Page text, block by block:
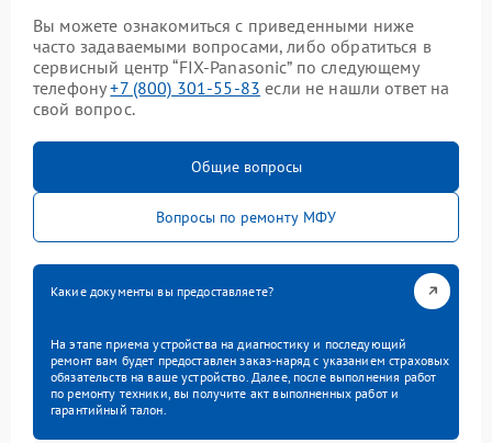
Вы можете ознакомиться с приведенными ниже
часто задаваемыми вопросами, либо обратиться в
сервисный центр “FIX-Panasonic” по следующему
телефону+7 (800) 301-55-83 если не нашли ответ на
свой вопрос.
Общие вопросы
Вопросы по ремонту МФУ
Какие документы вы предоставляете?
На этапе приема устройства на диагностику и последующий
ремонт вам будет предоставлен заказ-наряд с указанием страховых
обязательств на ваше устройство. Далее, после выполнения работ
по ремонту техники, вы получите акт выполненных работ и
гарантийный талон.